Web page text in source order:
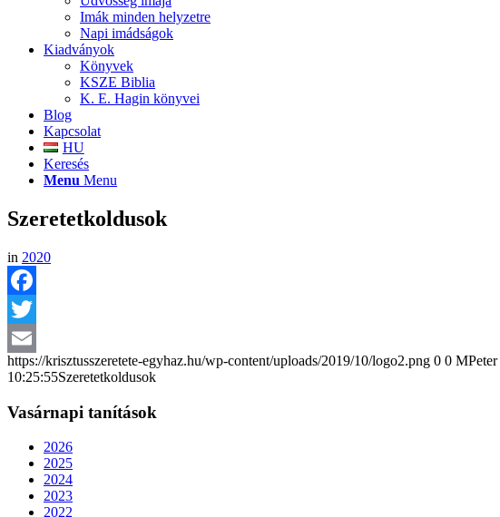
Imák minden helyzetre
Napi imádságok
Kiadványok
Könyvek
KSZE Biblia
K. E. Hagin könyvei
Blog
Kapcsolat
HU
Keresés
Menu Menu
Szeretetkoldusok
in 2020
Facebook
Twitter
Email
https://krisztusszeretete-egyhaz.hu/wp-content/uploads/2019/10/logo2.png 0 0 MPeter
10:25:55Szeretetkoldusok
Vasárnapi tanítások
2026
2025
2024
2023
2022